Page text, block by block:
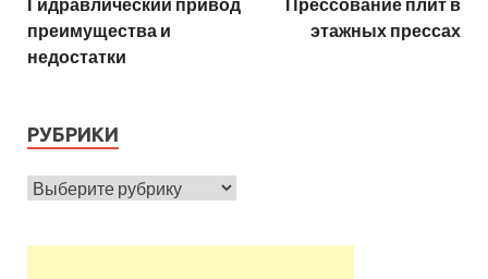
преимущества и
недостатки
этажных прессах
РУБРИКИ